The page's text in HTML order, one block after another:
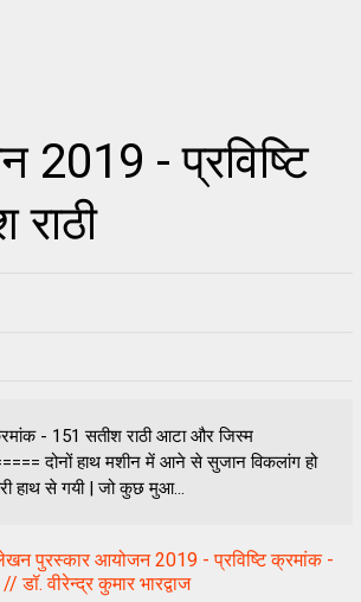
- प्रविष्टि
- 151 सतीश राठी आटा और जिस्म
दोनों हाथ मशीन में आने से सुजान विकलांग हो
हाथ से गयी | जो कुछ मुआ...
पुरस्कार आयोजन 2019 - प्रविष्टि क्रमांक -
वीरेन्द्र कुमार भारद्वाज